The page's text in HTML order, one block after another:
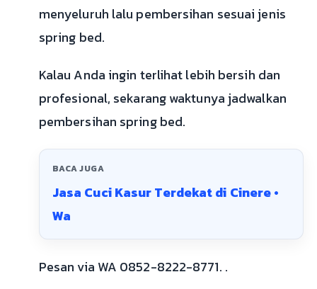
menyeluruh lalu pembersihan sesuai jenis
spring bed.
Kalau Anda ingin terlihat lebih bersih dan
profesional, sekarang waktunya jadwalkan
pembersihan spring bed.
BACA JUGA
Jasa Cuci Kasur Terdekat di Cinere •
Wa
Pesan via WA 0852-8222-8771. .